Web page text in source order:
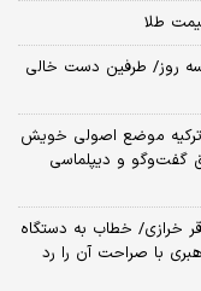
سه روز/ طرفین دست خالی
ترکیه موضع اصولی خویش
گفت‌وگو و دیپلماسی
خرازی/ خطاب به دستگاه
با صراحت آن را رد